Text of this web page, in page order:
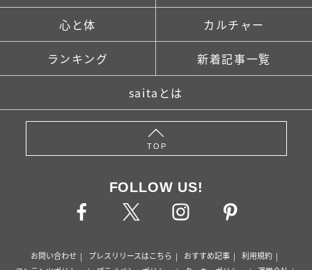
心と体 カルチャー
ランキング 新着記事一覧
saitaとは
TOP
FOLLOW US!
お問い合わせ プレスリリースはこちら おすすめ記事
利用規約